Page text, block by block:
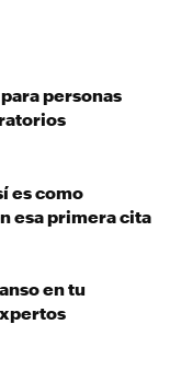
personas
es como
esa primera cita
en tu